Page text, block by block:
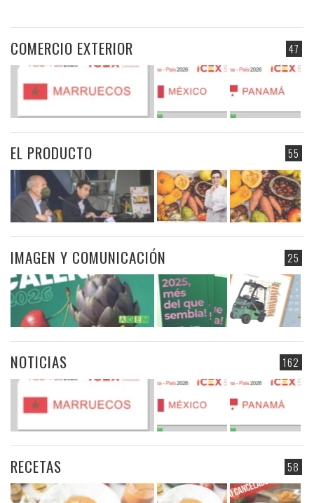
47
COMERCIO EXTERIOR
55
EL PRODUCTO
25
IMAGEN Y COMUNICACIÓN
162
NOTICIAS
58
RECETAS